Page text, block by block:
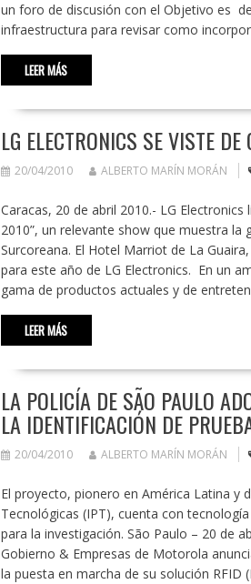
un foro de discusión con el Objetivo es
infraestructura para revisar como
LEER MÁS
LG ELECTRONICS SE VISTE
20/04/2010 ALBERTO MARÍN MORÁN
Caracas, 20 de abril 2010.- LG
2010”, un relevante show que muestra
Surcoreana. El Hotel Marriot de La
para este año de LG Electronics. En un
gama de productos actuales y de
LEER MÁS
LA POLICÍA DE SÃO PAULO
LA IDENTIFICACIÓN DE
20/04/2010 ALBERTO MARÍN MORÁN
El proyecto, pionero en América Latina y
Tecnológicas (IPT), cuenta con
para la investigación. São Paulo – 20 de
Gobierno & Empresas de Motorola
la puesta en marcha de su solución